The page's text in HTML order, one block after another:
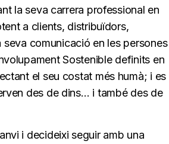
la seva carrera professional en
a clients, distribuïdors,
comunicació en les persones
Sostenible definits en
el seu costat més humà; i es
des de dins… i també des de
i decideixi seguir amb una